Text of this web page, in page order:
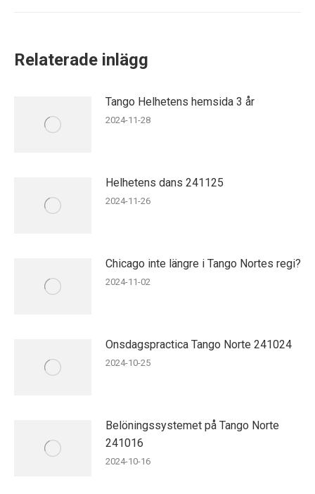
Relaterade inlägg
Tango Helhetens hemsida 3 år
2024-11-28
Helhetens dans 241125
2024-11-26
Chicago inte längre i Tango Nortes regi?
2024-11-02
Onsdagspractica Tango Norte 241024
2024-10-25
Belöningssystemet på Tango Norte
241016
2024-10-16